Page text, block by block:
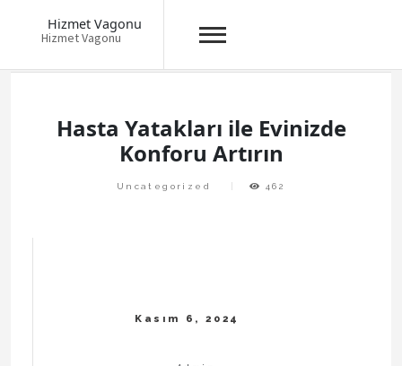
Hizmet Vagonu
Hizmet Vagonu
Hasta Yatakları ile Evinizde
Konforu Artırın
Uncategorized 462